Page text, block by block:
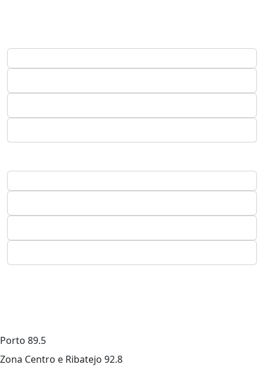
Porto 89.5
Zona Centro e Ribatejo 92.8